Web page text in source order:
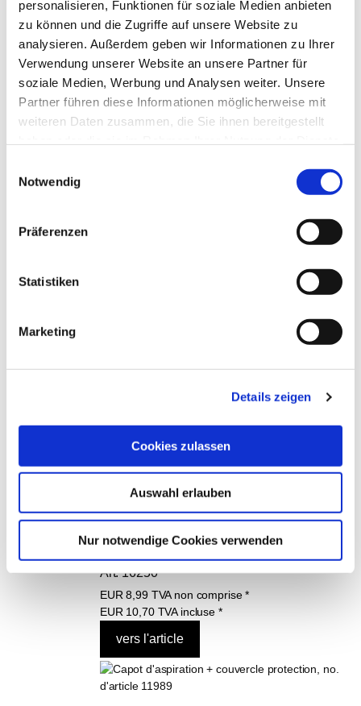
personalisieren, Funktionen für soziale Medien anbieten
zu können und die Zugriffe auf unsere Website zu
analysieren. Außerdem geben wir Informationen zu Ihrer
Verwendung unserer Website an unsere Partner für
soziale Medien, Werbung und Analysen weiter. Unsere
Partner führen diese Informationen möglicherweise mit
weiteren Daten zusammen, die Sie ihnen bereitgestellt
Notwendig
Präferenzen
Statistiken
Marketing
Details zeigen
Cookies zulassen
Auswahl erlauben
Nur notwendige Cookies verwenden
Meuleuse angulaire professionnelle, art.-n°
40253
EUR79,90TVA non comprise *
Protecteur auditif pliable No d´article 11867
Masque facial à coudre soi-même, 1 pièce
Art. 16250
EUR8,99 TVA non comprise *
EUR 10,70 TVA incluse *